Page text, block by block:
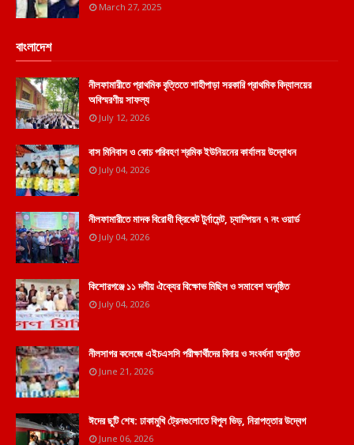
March 27, 2025
বাংলাদেশ
নীলফামারীতে প্রাথমিক বৃত্তিতে শাহীপাড়া সরকারি প্রাথমিক বিদ্যালয়ের
অবিস্মরণীয় সাফল্য
July 12, 2026
বাস মিনিবাস ও কোচ পরিবহণ শ্রমিক ইউনিয়নের কার্যালয় উদ্বোধন
July 04, 2026
নীলফামারীতে মাদক বিরোধী ক্রিকেট টুর্নামেন্ট, চ্যাম্পিয়ন ৭ নং ওয়ার্ড
July 04, 2026
কিশোরগঞ্জে ১১ দলীয় ঐক্যের বিক্ষোভ মিছিল ও সমাবেশ অনুষ্ঠিত
July 04, 2026
নীলসাগর কলেজে এইচএসসি পরীক্ষার্থীদের বিদায় ও সংবর্ধনা অনুষ্ঠিত
June 21, 2026
ঈদের ছুটি শেষ: ঢাকামুখি ট্রেনগুলোতে বিপুল ভিড়, নিরাপত্তার উদ্বেগ
June 06, 2026